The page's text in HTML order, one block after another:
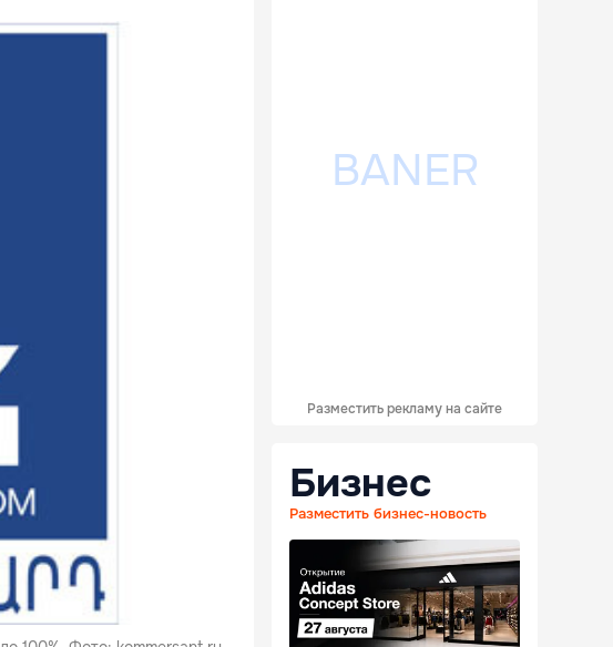
Разместить рекламу на сайте
Бизнес
Разместить бизнес-новость